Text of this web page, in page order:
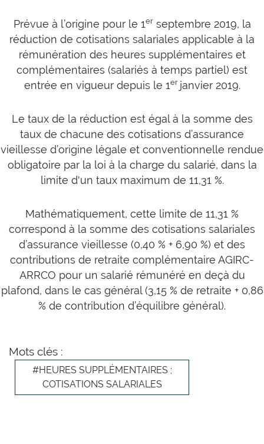
Prévue à l’origine pour le 1erseptembre 2019, la
réduction de cotisations salariales applicable à la
rémunération des heures supplémentaires et
complémentaires (salariés à temps partiel) est
entrée en vigueur depuis le 1er janvier 2019.
Le taux de la réduction est égal à la somme des
taux de chacune des cotisations d’assurance
vieillesse d’origine légale et conventionnelle rendue
obligatoire par la loi à la charge du salarié, dans la
limite d'un taux maximum de 11,31 %.
Mathématiquement, cette limite de 11,31 %
correspond à la somme des cotisations salariales
d’assurance vieillesse (0,40 % + 6,90 %) et des
contributions de retraite complémentaire AGIRC-
ARRCO pour un salarié rémunéré en deçà du
plafond, dans le cas général (3,15 % de retraite + 0,86
% de contribution d’équilibre général).
Mots clés :
#HEURES SUPPLÉMENTAIRES ;
COTISATIONS SALARIALES